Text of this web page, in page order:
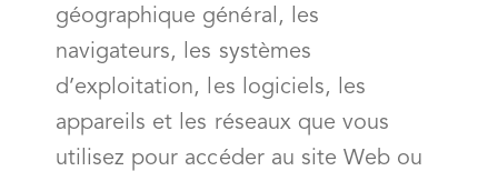
géographique général, les
navigateurs, les systèmes
d’exploitation, les logiciels, les
appareils et les réseaux que vous
utilisez pour accéder au site Web ou